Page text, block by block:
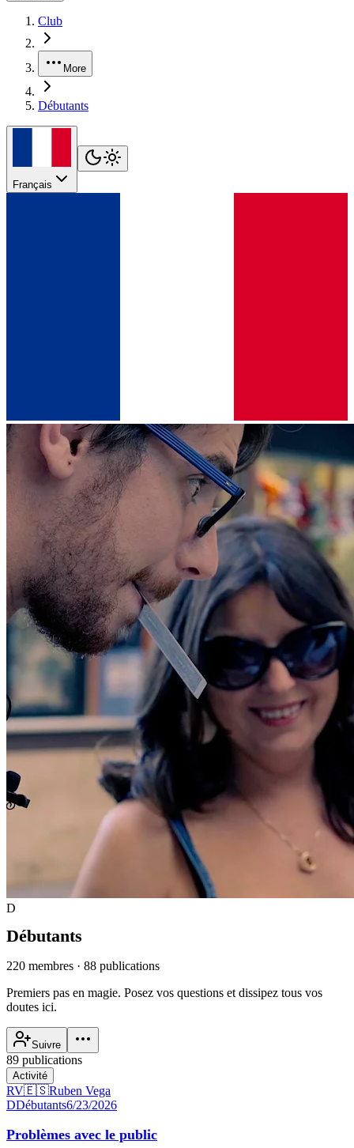
Club
More
Débutants
Français
D
Débutants
220 membres · 88 publications
Premiers pas en magie. Posez vos questions et dissipez tous vos
doutes ici.
Suivre
89 publications
Activité
RV🇪🇸Ruben Vega
DDébutants6/23/2026
Problèmes avec le public